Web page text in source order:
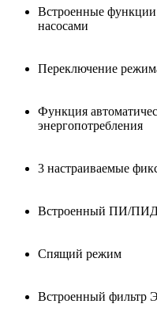
Встроенные функции
насосами
Переключение
Функция
энергопотребления
3 настраиваемые
Встроенный ПИ/ПИД-
Спящий режим
Встроенный фильтр